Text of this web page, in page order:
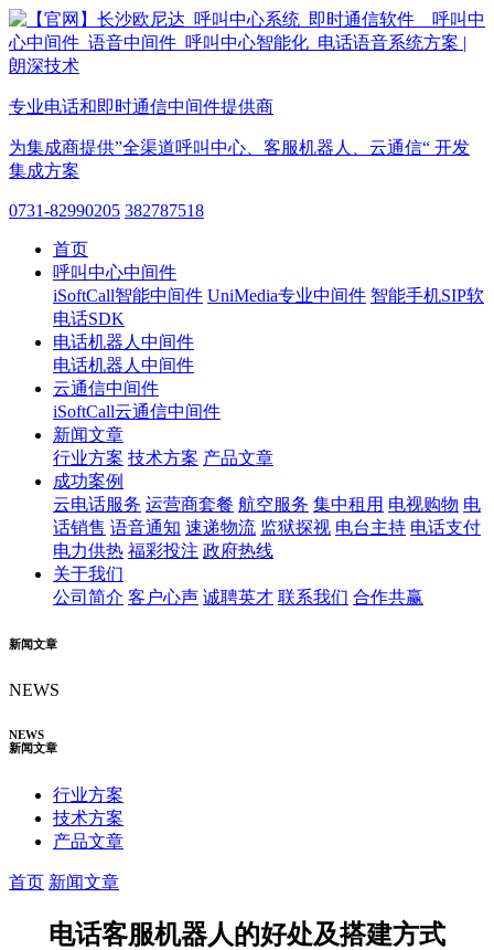
专业电话和即时通信中间件提供商
为集成商提供”全渠道呼叫中心、客服机器人、云通信“ 开发
集成方案
0731-82990205 382787518
首页
呼叫中心中间件
iSoftCall智能中间件 UniMedia专业中间件 智能手机SIP软
电话SDK
电话机器人中间件
电话机器人中间件
云通信中间件
iSoftCall云通信中间件
新闻文章
行业方案 技术方案 产品文章
成功案例
云电话服务 运营商套餐 航空服务 集中租用 电视购物 电
话销售 语音通知 速递物流 监狱探视 电台主持 电话支付
电力供热 福彩投注 政府热线
关于我们
公司简介 客户心声 诚聘英才 联系我们 合作共赢
新闻文章
NEWS
NEWS
新闻文章
行业方案
技术方案
产品文章
首页 新闻文章
电话客服机器人的好处及搭建方式